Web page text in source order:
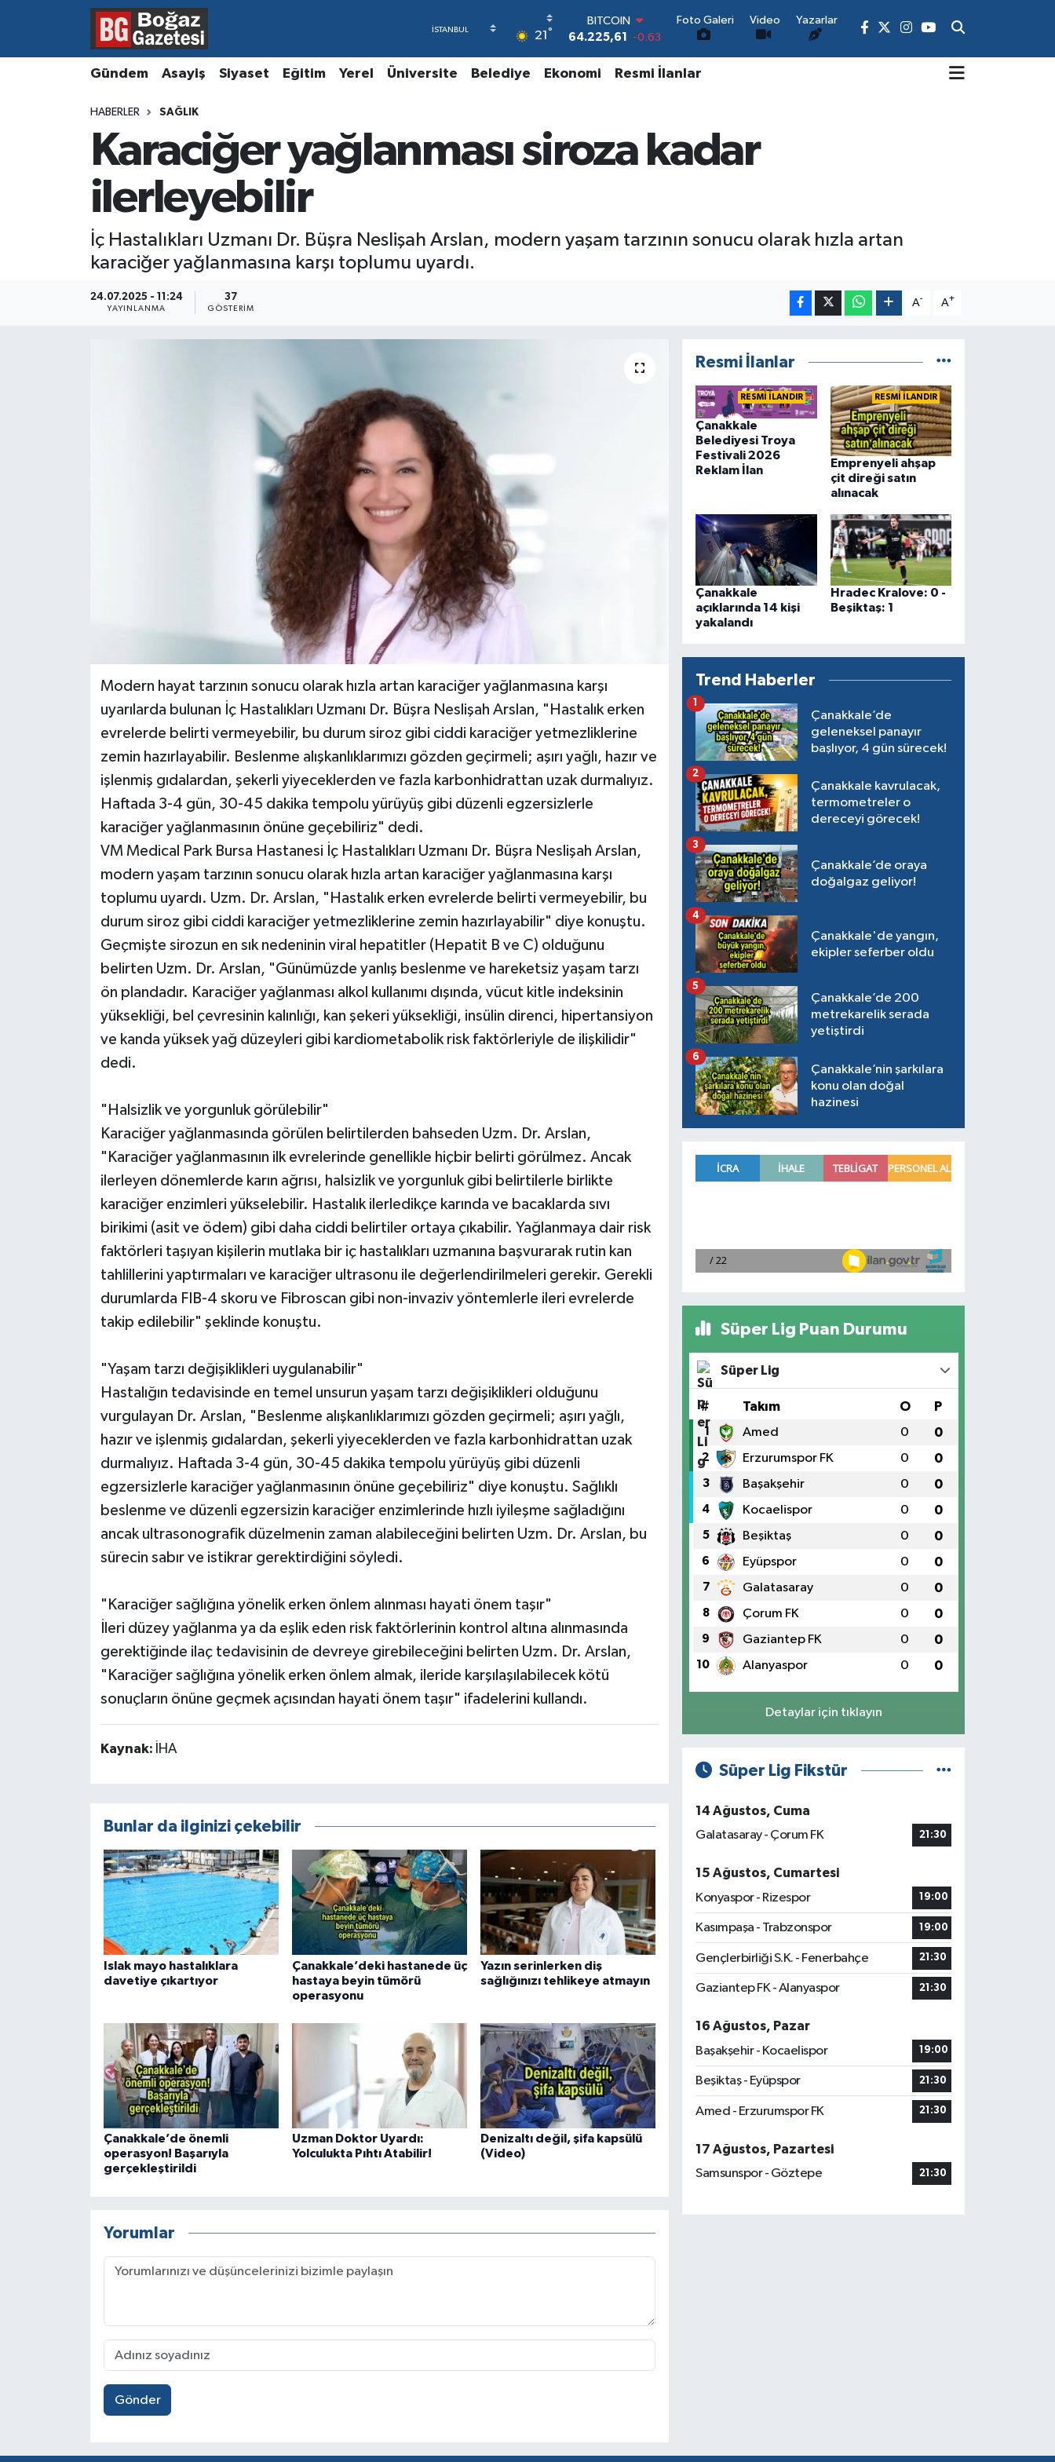
21 °
64.225,61
-0.63
DOLAR
47,7143 0.16
EURO
GRAM ALTIN
6510.40 0.45
Foto Galeri Video Yazarlar
Gündem Asayiş Siyaset Eğitim Yerel Üniversite Belediye Ekonomi Resmi İlanlar
HABERLER SAĞLIK
Karaciğer yağlanması siroza kadar
ilerleyebilir
İç Hastalıkları Uzmanı Dr. Büşra Neslişah Arslan, modern yaşam tarzının sonucu olarak hızla artan
karaciğer yağlanmasına karşı toplumu uyardı.
24.07.2025 - 11:24
YAYINLANMA
37
GÖSTERIM
A- A+
Modern hayat tarzının sonucu olarak hızla artan karaciğer yağlanmasına karşı
uyarılarda bulunan İç Hastalıkları Uzmanı Dr. Büşra Neslişah Arslan, "Hastalık erken
evrelerde belirti vermeyebilir, bu durum siroz gibi ciddi karaciğer yetmezliklerine
zemin hazırlayabilir. Beslenme alışkanlıklarımızı gözden geçirmeli; aşırı yağlı, hazır ve
işlenmiş gıdalardan, şekerli yiyeceklerden ve fazla karbonhidrattan uzak durmalıyız.
Haftada 3-4 gün, 30-45 dakika tempolu yürüyüş gibi düzenli egzersizlerle
karaciğer yağlanmasının önüne geçebiliriz" dedi.
VM Medical Park Bursa Hastanesi İç Hastalıkları Uzmanı Dr. Büşra Neslişah Arslan,
modern yaşam tarzının sonucu olarak hızla artan karaciğer yağlanmasına karşı
toplumu uyardı. Uzm. Dr. Arslan, "Hastalık erken evrelerde belirti vermeyebilir, bu
durum siroz gibi ciddi karaciğer yetmezliklerine zemin hazırlayabilir" diye konuştu.
Geçmişte sirozun en sık nedeninin viral hepatitler (Hepatit B ve C) olduğunu
belirten Uzm. Dr. Arslan, "Günümüzde yanlış beslenme ve hareketsiz yaşam tarzı
ön plandadır. Karaciğer yağlanması alkol kullanımı dışında, vücut kitle indeksinin
yüksekliği, bel çevresinin kalınlığı, kan şekeri yüksekliği, insülin direnci, hipertansiyon
ve kanda yüksek yağ düzeyleri gibi kardiometabolik risk faktörleriyle de ilişkilidir"
dedi.
"Halsizlik ve yorgunluk görülebilir"
Karaciğer yağlanmasında görülen belirtilerden bahseden Uzm. Dr. Arslan,
"Karaciğer yağlanmasının ilk evrelerinde genellikle hiçbir belirti görülmez. Ancak
ilerleyen dönemlerde karın ağrısı, halsizlik ve yorgunluk gibi belirtilerle birlikte
karaciğer enzimleri yükselebilir. Hastalık ilerledikçe karında ve bacaklarda sıvı
birikimi (asit ve ödem) gibi daha ciddi belirtiler ortaya çıkabilir. Yağlanmaya dair risk
faktörleri taşıyan kişilerin mutlaka bir iç hastalıkları uzmanına başvurarak rutin kan
tahlillerini yaptırmaları ve karaciğer ultrasonu ile değerlendirilmeleri gerekir. Gerekli
durumlarda FIB-4 skoru ve Fibroscan gibi non-invaziv yöntemlerle ileri evrelerde
takip edilebilir" şeklinde konuştu.
"Yaşam tarzı değişiklikleri uygulanabilir"
Hastalığın tedavisinde en temel unsurun yaşam tarzı değişiklikleri olduğunu
vurgulayan Dr. Arslan, "Beslenme alışkanlıklarımızı gözden geçirmeli; aşırı yağlı,
hazır ve işlenmiş gıdalardan, şekerli yiyeceklerden ve fazla karbonhidrattan uzak
durmalıyız. Haftada 3-4 gün, 30-45 dakika tempolu yürüyüş gibi düzenli
egzersizlerle karaciğer yağlanmasının önüne geçebiliriz" diye konuştu. Sağlıklı
beslenme ve düzenli egzersizin karaciğer enzimlerinde hızlı iyileşme sağladığını
ancak ultrasonografik düzelmenin zaman alabileceğini belirten Uzm. Dr. Arslan, bu
sürecin sabır ve istikrar gerektirdiğini söyledi.
"Karaciğer sağlığına yönelik erken önlem alınması hayati önem taşır"
İleri düzey yağlanma ya da eşlik eden risk faktörlerinin kontrol altına alınmasında
gerektiğinde ilaç tedavisinin de devreye girebileceğini belirten Uzm. Dr. Arslan,
"Karaciğer sağlığına yönelik erken önlem almak, ileride karşılaşılabilecek kötü
sonuçların önüne geçmek açısından hayati önem taşır" ifadelerini kullandı.
Kaynak: İHA
Bunlar da ilginizi çekebilir
Islak mayo hastalıklara
davetiye çıkartıyor
Çanakkale’deki hastanede üç
hastaya beyin tümörü
operasyonu
Yazın serinlerken diş
sağlığınızı tehlikeye atmayın
Çanakkale’de önemli
operasyon! Başarıyla
gerçekleştirildi
Uzman Doktor Uyardı:
Yolculukta Pıhtı Atabilir!
Denizaltı değil, şifa kapsülü
(Video)
Yorumlar
Gönder
Resmi İlanlar
RESMİ İLANDIR
Çanakkale
Belediyesi Troya
Festivali 2026
Reklam İlan
RESMİ İLANDIR
Emprenyeli ahşap
çit direği satın
alınacak
Çanakkale
açıklarında 14 kişi
yakalandı
Hradec Kralove: 0 -
Beşiktaş: 1
Trend Haberler
Çanakkale’de
geleneksel panayır
başlıyor, 4 gün sürecek!
1
Çanakkale kavrulacak,
termometreler o
dereceyi görecek!
2
Çanakkale’de oraya
doğalgaz geliyor!
3
Çanakkale'de yangın,
ekipler seferber oldu
4
Çanakkale’de 200
metrekarelik serada
yetiştirdi
5
Çanakkale’nin şarkılara
konu olan doğal
hazinesi
6
Süper Lig Puan Durumu
Süper Lig
# Takım O P
1 Amed 0 0
2 Erzurumspor FK 0 0
3 Başakşehir 0 0
4 Kocaelispor 0 0
5 Beşiktaş 0 0
6 Eyüpspor 0 0
7 Galatasaray 0 0
8 Çorum FK 0 0
9 Gaziantep FK 0 0
10 Alanyaspor 0 0
Detaylar için tıklayın
Süper Lig Fikstür
14 Ağustos, Cuma
Galatasaray - Çorum FK
21:30
15 Ağustos, Cumartesi
Konyaspor - Rizespor
19:00
Kasımpaşa - Trabzonspor 19:00
Gençlerbirliği S.K. - Fenerbahçe 21:30
Gaziantep FK - Alanyaspor 21:30
16 Ağustos, Pazar
Başakşehir - Kocaelispor
19:00
Beşiktaş - Eyüpspor 21:30
Amed - Erzurumspor FK 21:30
17 Ağustos, Pazartesi
Samsunspor - Göztepe
21:30
Asayiş
Gündem
Magazin
Resmi İlanlar
Hava Durumu
Süper Lig Puan Durumu ve Fikstür
Tüm Manşetler
Haber Arşivi